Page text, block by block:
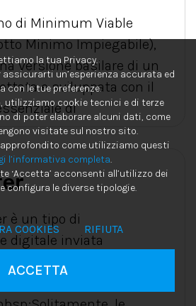
di Minimum Viable
Minimo Impiegabile),
versione basilare di un
e sviluppata con il
di
è un tipo di
digitale inviata
tramite email a una
la tua Privacy.
un’esperienza accurata ed
con le tue preferenze.
utilizziamo cookie tecnici e di terze
di poter elaborare alcuni dati, come
visitate sul nostro sito.
come utilizziamo questi
l’informativa completa.
‘Accetta’ acconsenti all’utilizzo dei
configura le diverse tipologie.
COOKIES RIFIUTA
ACCETTA